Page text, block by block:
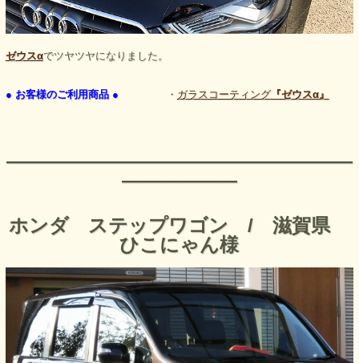
ゼウスαでツヤツヤになりました。
● お客様のご利用商品 ●・ ガラスコーティング『ゼウスα』
――――――――――――――――――
――――――
ホンダ ステップワゴン / 滋賀県
ひこにゃん様